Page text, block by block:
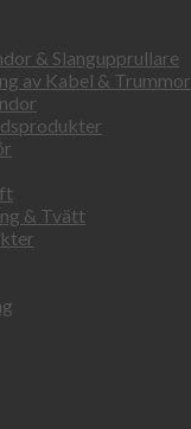
& Slangupprullare
av Kabel & Trummor
& Tvätt